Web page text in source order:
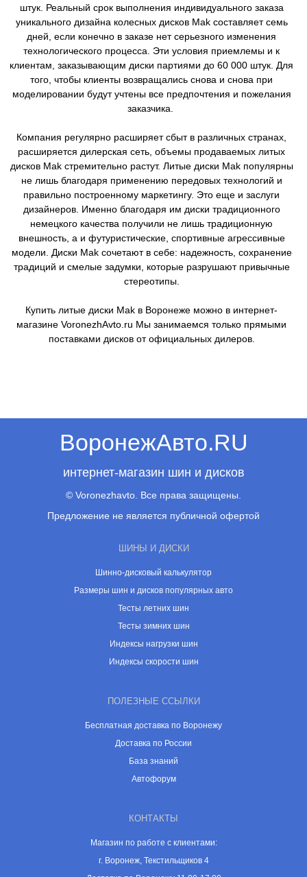
штук. Реальный срок выполнения индивидуального заказа
уникального дизайна колесных дисков Mak составляет семь
дней, если конечно в заказе нет серьезного изменения
технологического процесса. Эти условия приемлемы и к
клиентам, заказывающим диски партиями до 60 000 штук. Для
того, чтобы клиенты возвращались снова и снова при
моделировании будут учтены все предпочтения и пожелания
заказчика.
Компания регулярно расширяет сбыт в различных странах,
расширяется дилерская сеть, объемы продаваемых литых
дисков Mak стремительно растут. Литые диски Mak популярны
не лишь благодаря применению передовых технологий и
правильно построенному маркетингу. Это еще и заслуги
дизайнеров. Именно благодаря им диски традиционного
немецкого качества получили не лишь традиционную
внешность, а и футуристические, спортивные агрессивные
модели. Диски Mak сочетают в себе: надежность, сохранение
традиций и смелые задумки, которые разрушают привычные
стереотипы.
Купить литые диски Mak в Воронеже можно в интернет-
магазине VoronezhAvto.ru Мы занимаемся только прямыми
поставками дисков от официальных дилеров.
ВоронежАвто.RU
интернет-магазин шин и дисков
© Voronezhavto. Все права защищены.
Предложение не является публичной офертой
ШИНЫ И ДИСКИ
Шинно-дисковый калькулятор
Размеры шин и дисков популярных авто
Тесты летних шин
Тесты зимних шин
Индексы нагрузки шин
Индексы скорости шин
ПОЛЕЗНЫЕ ССЫЛКИ
Бесплатная доставка по Воронежу
Доставка по России
База знаний
Автофорум
КОНТАКТЫ
Магазин по работе с клиентами:
г. Воронеж, Текстильщиков 4